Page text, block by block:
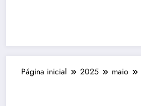
Página inicial 2025 maio